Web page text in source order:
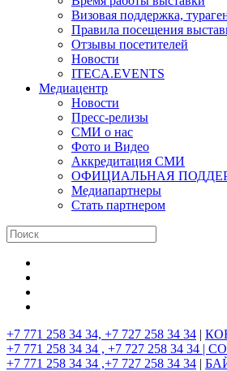
Визовая поддержка,
Правила посещения
Отзывы посетителей
Новости
ITECA.EVENTS
Медиацентр
Новости
Пресс-релизы
СМИ о нас
Фото и Видео
Аккредитация СМИ
ОФИЦИАЛЬНАЯ
Медиапартнеры
Стать партнером
+7 771 258 34 34, +7 727 258 34 34 |
+7 771 258 34 34 , +7 727 258 34 34 |
+7 771 258 34 34 ,+7 727 258 34 34 |